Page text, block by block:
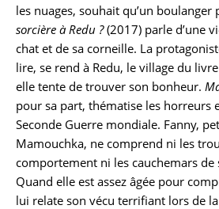
les nuages, souhait qu’un boulanger
sorcière à Redu ?(2017) parle d’une
chat et de sa corneille. La
lire, se rend à Redu, le village du
elle tente de trouver son bonheur.
pour sa part, thématise les horreurs
Seconde Guerre mondiale. Fanny,
Mamouchka, ne comprend ni les
comportement ni les cauchemars de
Quand elle est assez âgée pour
lui relate son vécu terrifiant lors de